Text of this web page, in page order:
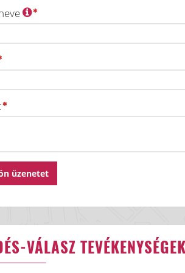
VÁLASZ